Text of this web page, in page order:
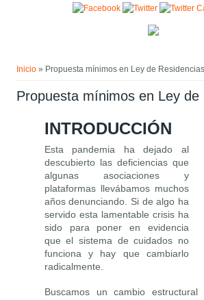
Pasar al contenido principal
Inicio » Propuesta mínimos en Ley de Residencias
Propuesta mínimos en Ley de
INTRODUCCIÓN
Esta pandemia ha dejado al
descubierto las deficiencias que
algunas asociaciones y
plataformas llevábamos muchos
años denunciando. Si de algo ha
servido esta lamentable crisis ha
sido para poner en evidencia
que el sistema de cuidados no
funciona y hay que cambiarlo
radicalmente.
Buscamos un cambio